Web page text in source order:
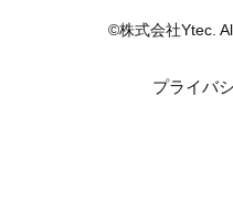
©株式会社Ytec.
プライバ